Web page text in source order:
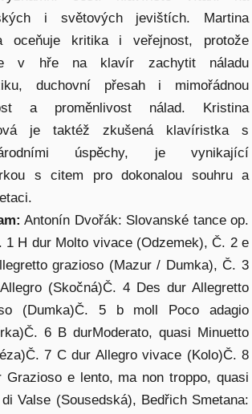
i světových jevištích. Martina
oceňuje kritika i veřejnost, protože
v hře na klavír zachytit náladu
duchovní přesah i mimořádnou
a proměnlivost nálad. Kristina
je taktéž zkušená klavíristka s
úspěchy, je vynikající
s citem pro dokonalou souhru a
Antonín Dvořák: Slovanské tance op.
1 H dur Molto vivace (Odzemek), Č. 2 e
grazioso (Mazur / Dumka), Č. 3
(Skočná)Č. 4 Des dur Allegretto
(Dumka)Č. 5 b moll Poco adagio
6 B durModerato, quasi Minuetto
7 C dur Allegro vivace (Kolo)Č. 8
Grazioso e lento, ma non troppo, quasi
Valse (Sousedská), Bedřich Smetana: